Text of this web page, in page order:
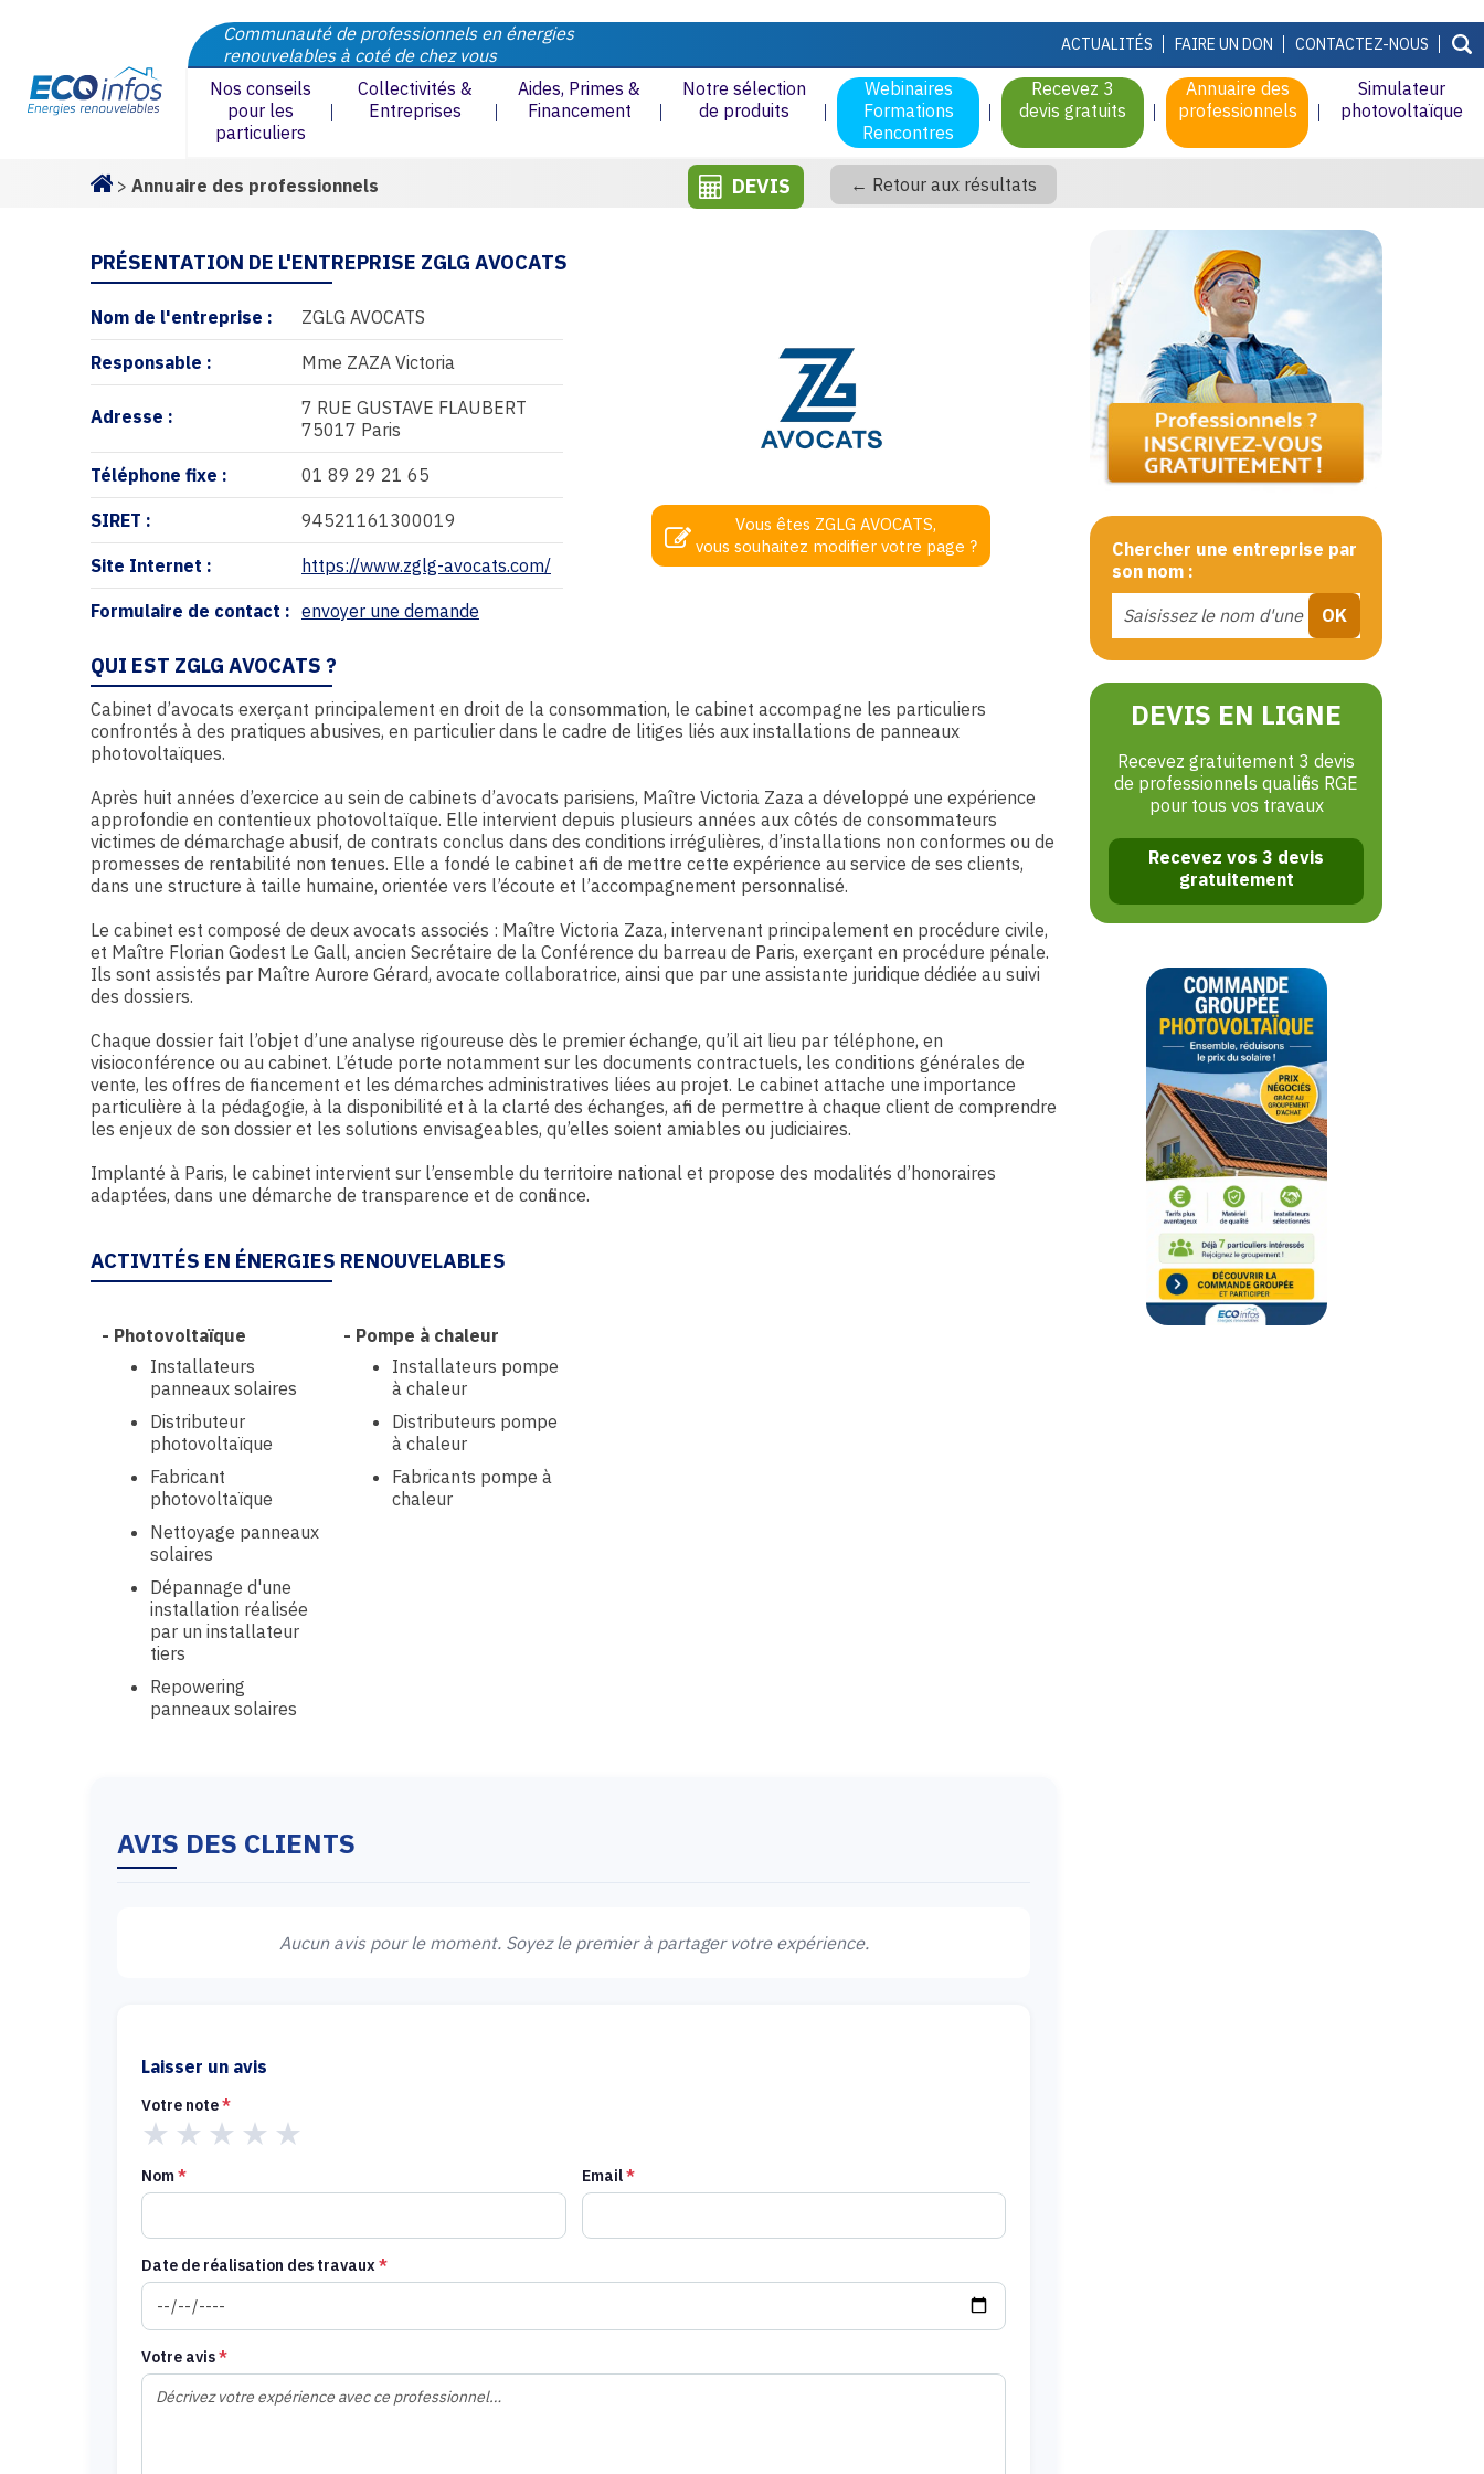
Communauté de professionnels en énergies
renouvelables à coté de chez vous
ACTUALITÉS FAIRE UN DON CONTACTEZ-NOUS
Nos conseils
pour les
particuliers
Collectivités &
Entreprises
Aides, Primes &
Financement
Notre sélection
de produits
Webinaires
Formations
Rencontres
Recevez 3
devis gratuits
Annuaire des
professionnels
Simulateur
photovoltaïque
> Annuaire des professionnels DEVIS ← Retour aux résultats
PRÉSENTATION DE L'ENTREPRISE ZGLG AVOCATS
Nom de l'entreprise : ZGLG AVOCATS
Responsable : Mme ZAZA Victoria
Adresse :
7 RUE GUSTAVE FLAUBERT
75017 Paris
Téléphone fixe : 01 89 29 21 65
SIRET : 94521161300019
Site Internet : https://www.zglg-avocats.com/
Formulaire de contact : envoyer une demande
Vous êtes ZGLG AVOCATS,
vous souhaitez modifier votre page ?
QUI EST ZGLG AVOCATS ?
Cabinet d’avocats exerçant principalement en droit de la consommation, le cabinet accompagne les particuliers
confrontés à des pratiques abusives, en particulier dans le cadre de litiges liés aux installations de panneaux
photovoltaïques.
Après huit années d’exercice au sein de cabinets d’avocats parisiens, Maître Victoria Zaza a développé une expérience
approfondie en contentieux photovoltaïque. Elle intervient depuis plusieurs années aux côtés de consommateurs
victimes de démarchage abusif, de contrats conclus dans des conditions irrégulières, d’installations non conformes ou de
promesses de rentabilité non tenues. Elle a fondé le cabinet afin de mettre cette expérience au service de ses clients,
dans une structure à taille humaine, orientée vers l’écoute et l’accompagnement personnalisé.
Le cabinet est composé de deux avocats associés : Maître Victoria Zaza, intervenant principalement en procédure civile,
et Maître Florian Godest Le Gall, ancien Secrétaire de la Conférence du barreau de Paris, exerçant en procédure pénale.
Ils sont assistés par Maître Aurore Gérard, avocate collaboratrice, ainsi que par une assistante juridique dédiée au suivi
des dossiers.
Chaque dossier fait l’objet d’une analyse rigoureuse dès le premier échange, qu’il ait lieu par téléphone, en
visioconférence ou au cabinet. L’étude porte notamment sur les documents contractuels, les conditions générales de
vente, les offres de financement et les démarches administratives liées au projet. Le cabinet attache une importance
particulière à la pédagogie, à la disponibilité et à la clarté des échanges, afin de permettre à chaque client de comprendre
les enjeux de son dossier et les solutions envisageables, qu’elles soient amiables ou judiciaires.
Implanté à Paris, le cabinet intervient sur l’ensemble du territoire national et propose des modalités d’honoraires
adaptées, dans une démarche de transparence et de confiance.
ACTIVITÉS EN ÉNERGIES RENOUVELABLES
- Photovoltaïque
Installateurs
panneaux solaires
Distributeur
photovoltaïque
Fabricant
photovoltaïque
Nettoyage panneaux
solaires
Dépannage d'une
installation réalisée
par un installateur
tiers
Repowering
panneaux solaires
- Pompe à chaleur
Installateurs pompe
à chaleur
Distributeurs pompe
à chaleur
Fabricants pompe à
chaleur
AVIS DES CLIENTS
Aucun avis pour le moment. Soyez le premier à partager votre expérience.
Laisser un avis
Votre note*
★ ★ ★ ★ ★
Nom* Email*
Date de réalisation des travaux *
Votre avis*
Chercher une entreprise par
son nom :
DEVIS EN LIGNE
Recevez gratuitement 3 devis
de professionnels qualifiés RGE
pour tous vos travaux
Recevez vos 3 devis
gratuitement